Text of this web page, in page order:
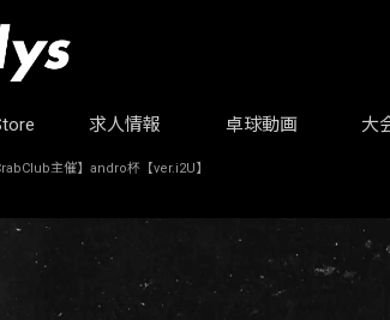
求人情報 卓球動画 大
主催】andro杯【ver.i2U】